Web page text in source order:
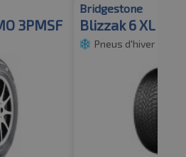
3PMSF
Bridgestone
Blizzak 6 XL
Pneus d'hiver